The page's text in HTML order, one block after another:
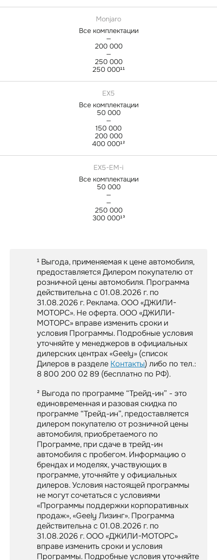
Monjaro
Все комплектации
—
200 000
—
250 000
250 000¹¹
EX5
Все комплектации
50 000
—
150 000
200 000
400 000¹²
EX5-EM-i
Все комплектации
50 000
—
—
250 000
300 000¹³
¹ Выгода, применяемая к цене автомобиля,
предоставляется Дилером покупателю от
розничной цены автомобиля. Программа
действительна с 01.08.2026 г. по
31.08.2026 г. Реклама. ООО «ДЖИЛИ-
МОТОРС». Не оферта. ООО «ДЖИЛИ-
МОТОРС» вправе изменить сроки и
условия Программы. Подробные условия
уточняйте у менеджеров в официальных
дилерских центрах «Geely» (список
Дилеров в разделе Контакты) либо по тел.:
8 800 200 02 89 (бесплатно по РФ).
² Выгода по программе “Трейд-ин” - это
единовременная и разовая скидка по
программе “Трейд-ин”, предоставляется
дилером покупателю от розничной цены
автомобиля, приобретаемого по
Программе, при сдаче в трейд-ин
автомобиля с пробегом. Информацию о
брендах и моделях, участвующих в
программе, уточняйте у официальных
дилеров. Условия настоящей программы
не могут сочетаться с условиями
«Программы поддержки корпоративных
продаж», «Geely Лизинг». Программа
действительна с 01.08.2026 г. по
31.08.2026 г. ООО «ДЖИЛИ-МОТОРС»
вправе изменить сроки и условия
Программы. Подробные условия уточняйте